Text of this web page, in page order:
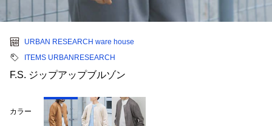
URBAN RESEARCH ware house
ITEMS URBANRESEARCH
F.S. ジップアップブルゾン
カラー